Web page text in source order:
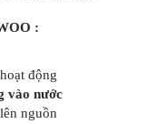
:
động
vào nước
nguồn